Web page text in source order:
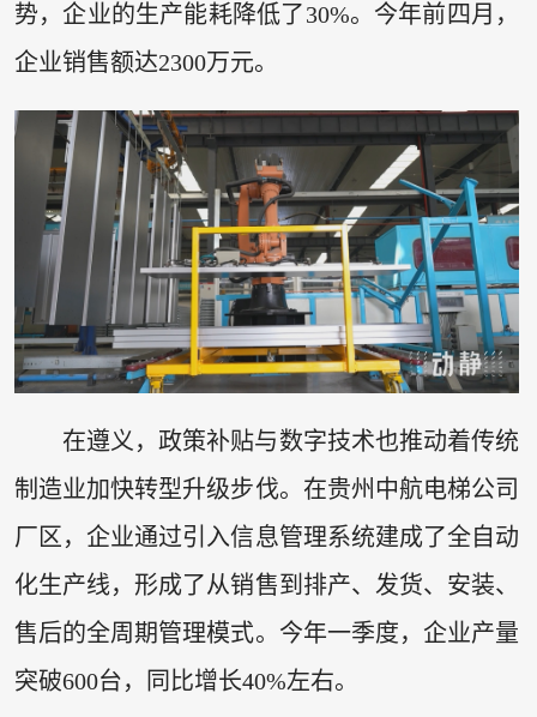
势，企业的生产能耗降低了30%。今年前四月，
企业销售额达2300万元。
在遵义，政策补贴与数字技术也推动着传统
制造业加快转型升级步伐。在贵州中航电梯公司
厂区，企业通过引入信息管理系统建成了全自动
化生产线，形成了从销售到排产、发货、安装、
售后的全周期管理模式。今年一季度，企业产量
突破600台，同比增长40%左右。